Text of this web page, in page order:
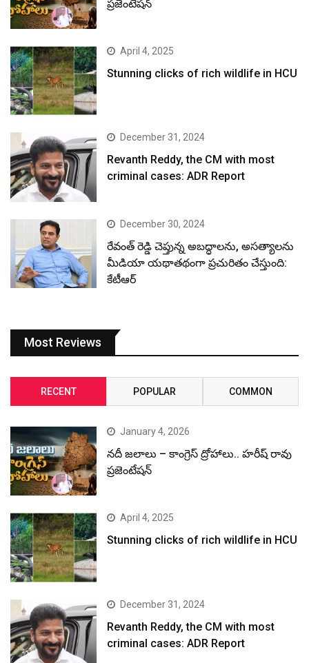
ప్రజెంటేషన్
April 4, 2025
Stunning clicks of rich wildlife in HCU
December 31, 2024
Revanth Reddy, the CM with most
criminal cases: ADR Report
December 30, 2024
రేవంత్ రెడ్డి చెప్తున్న అబద్ధాలను, అసత్యాలను
మీడియా యథాతథంగా ప్రచురితం చేస్తుంది:
కేటీఆర్
Most Reviews
RECENT POPULAR COMMON
January 4, 2026
నదీ జలాలు – కాంగ్రెస్ ద్రోహాలు.. హరీష్ రావు
ప్రజెంటేషన్
April 4, 2025
Stunning clicks of rich wildlife in HCU
December 31, 2024
Revanth Reddy, the CM with most
criminal cases: ADR Report